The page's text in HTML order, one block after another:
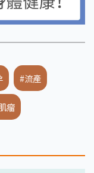
#流產
瘤